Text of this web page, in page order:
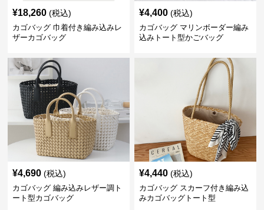
¥18,260 (税込)
カゴバッグ 巾着付き編み込みレ
ザーカゴバッグ
¥4,400 (税込)
カゴバッグ マリンボーダー編み
込みトート型かごバッグ
¥4,690 (税込)
カゴバッグ 編み込みレザー調ト
ート型カゴバッグ
¥4,440 (税込)
カゴバッグ スカーフ付き編み込
みカゴバッグトート型